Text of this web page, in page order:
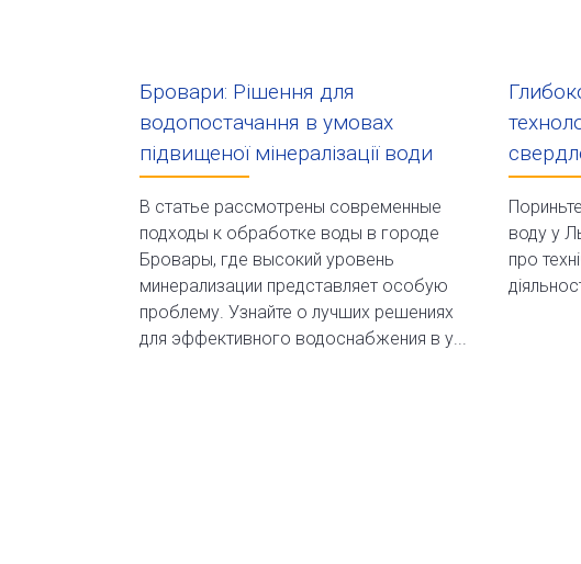
Бровари: Рішення для
водопостачання в умовах
підвищеної мінералізації води
В статье рассмотрены современные
подходы к обработке воды в городе
Бровары, где высокий уровень
минерализации представляет особую
проблему. Узнайте о лучших решениях
для эффективного водоснабжения в у...
воду у
про